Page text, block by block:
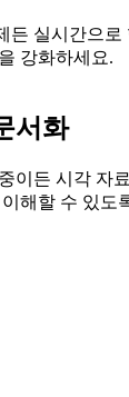
든 실시간으로
강화하세요.
서화
이든 시각 자
해할 수 있도